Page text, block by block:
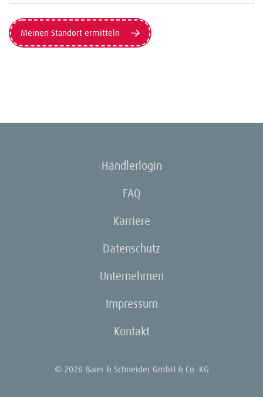
Meinen Standort ermitteln
Händlerlogin
FAQ
Karriere
Datenschutz
Unternehmen
Impressum
Kontakt
© 2026 Baier & Schneider GmbH & Co. KG